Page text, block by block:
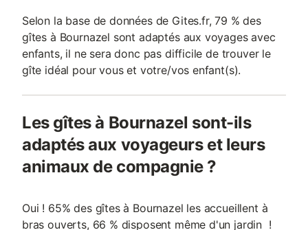
Selon la base de données de Gites.fr, 79 % des
gîtes à Bournazel sont adaptés aux voyages avec
enfants, il ne sera donc pas difficile de trouver le
gîte idéal pour vous et votre/vos enfant(s).
Les gîtes à Bournazel sont-ils
adaptés aux voyageurs et leurs
animaux de compagnie ?
Oui ! 65% des gîtes à Bournazel les accueillent à
bras ouverts, 66 % disposent même d'un jardin !